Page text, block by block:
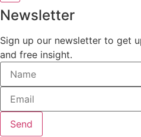
Newsletter
Sign up our newsletter to get
and free insight.
Send